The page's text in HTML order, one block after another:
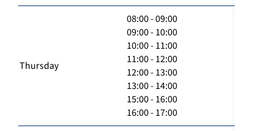
Thursday
08:00 - 09:00
09:00 - 10:00
10:00 - 11:00
11:00 - 12:00
12:00 - 13:00
13:00 - 14:00
15:00 - 16:00
16:00 - 17:00